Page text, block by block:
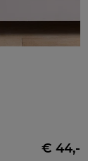
€ 44,-